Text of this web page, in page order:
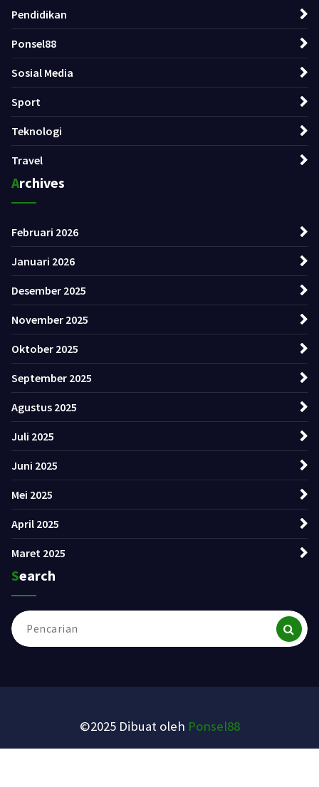
Pendidikan
Ponsel88
Sosial Media
Sport
Teknologi
Travel
Archives
Februari 2026
Januari 2026
Desember 2025
November 2025
Oktober 2025
September 2025
Agustus 2025
Juli 2025
Juni 2025
Mei 2025
April 2025
Maret 2025
Search
Pencarian
untuk:
©2025 Dibuat oleh Ponsel88